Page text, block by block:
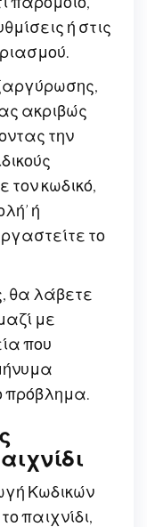
ή στις
ακριβώς
την
κωδικό,
ή
το
θα λάβετε
με
που
πρόβλημα.
Κωδικών
παιχνίδι,